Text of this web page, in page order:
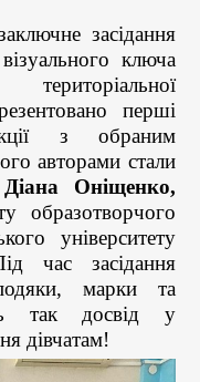
засідання
ключа
перші
з обраним
авторами стали
Оніщенко,
образотворчого
університету
час засідання
марки та
так досвід у
дівчатам!